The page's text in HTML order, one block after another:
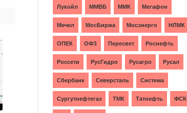
Лукойл ММВБ ММК Мегафон
Мечел МосБиржа Мосэнерго НЛМК
ОПЕК ОФЗ Пересвет Роснефть
Россети РусГидро Русагро Русал
Сбербанк Северсталь Система
Сургутнефтегаз ТМК Татнефть ФСК